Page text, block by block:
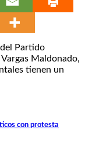
Partido
Maldonado,
tienen un
con protesta